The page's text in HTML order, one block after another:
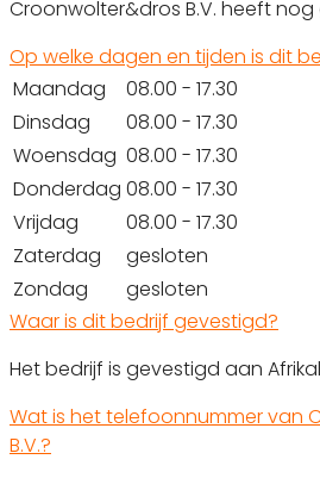
Croonwolter&dros B.V. heeft
Op welke dagen en tijden is dit
Maandag
08.00 - 17.30
Dinsdag
08.00 - 17.30
Woensdag 08.00 - 17.30
Donderdag 08.00 - 17.30
Vrijdag
08.00 - 17.30
Zaterdag
gesloten
Zondag
gesloten
Waar is dit bedrijf gevestigd?
Het bedrijf is gevestigd aan
Wat is het telefoonnummer van
B.V.?